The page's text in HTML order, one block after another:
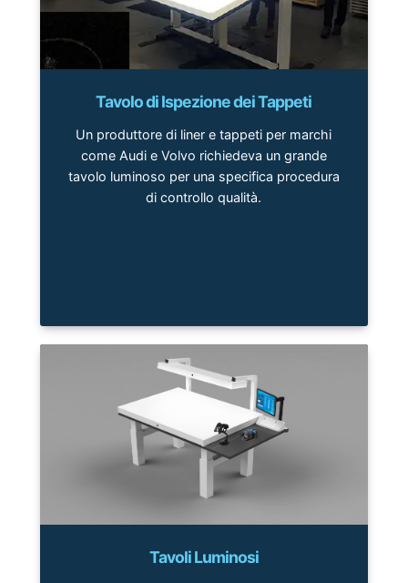
Tavolo di Ispezione dei Tappeti
Un produttore di liner e tappeti per marchi
come Audi e Volvo richiedeva un grande
tavolo luminoso per una specifica procedura
di controllo qualità.
Tavoli Luminosi